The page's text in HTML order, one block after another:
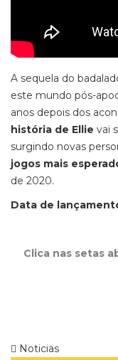
A sequela do
este mundo pós-
anos depois dos
história de Ellie vai
surgindo novas
jogos mais
de 2020.
Data de
Clica nas setas
Noticias